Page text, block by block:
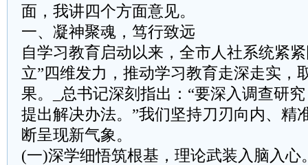
面，我讲四个方面意见。
一、凝神聚魂，笃行致远
自学习教育启动以来，全市人社系统紧
立”四维发力，推动学习教育走深走实，
果。_总书记深刻指出：“要深入调查研
提出解决办法。”我们坚持刀刃向内、精
断呈现新气象。
(一)深学细悟筑根基，理论武装入脑入心